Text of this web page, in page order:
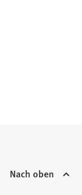
Nach oben